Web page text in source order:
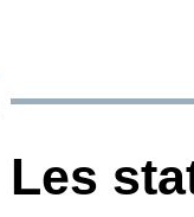
Les